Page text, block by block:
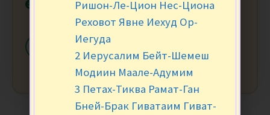
В наличии
+
Ришон-Ле-Цион Нес-Циона
Реховот Явне Иехуд Ор-
Иегуда
2 Иерусалим Бейт-Шемеш
Модиин Маале-Адумим
3 Петах-Тиква Рамат-Ган
Бней-Брак Гиватаим Гиват-